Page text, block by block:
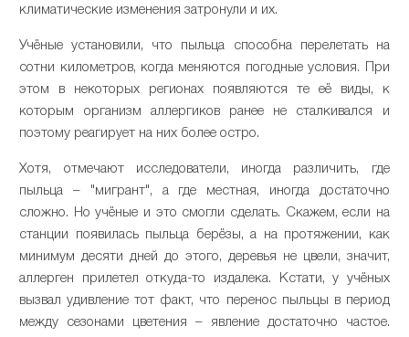
климатические изменения затронули и их.
Учёные установили, что пыльца способна перелетать на
сотни километров, когда меняются погодные условия. При
этом в некоторых регионах появляются те её виды, к
которым организм аллергиков ранее не сталкивался и
поэтому реагирует на них более остро.
Хотя, отмечают исследователи, иногда различить, где
пыльца – "мигрант", а где местная, иногда достаточно
сложно. Но учёные и это смогли сделать. Скажем, если на
станции появилась пыльца берёзы, а на протяжении, как
минимум десяти дней до этого, деревья не цвели, значит,
аллерген прилетел откуда-то издалека. Кстати, у учёных
вызвал удивление тот факт, что перенос пыльцы в период
между сезонами цветения – явление достаточно частое.